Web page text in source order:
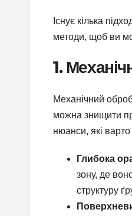
Існує кілька
методи, щоб ви
1.
Механічний
можна знищити
нюанси, які
Глибока
зону, де
структуру